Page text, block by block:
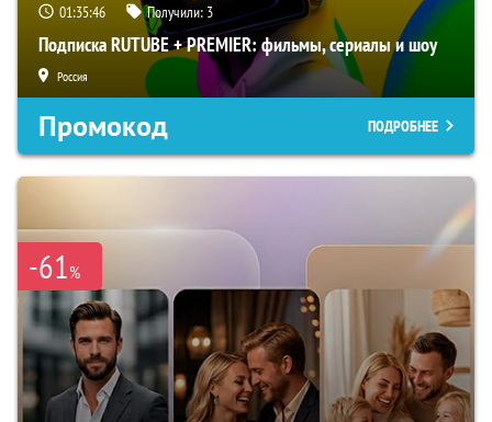
01:35:45 Получили: 3
Подписка RUTUBE + PREMIER: фильмы, сериалы и шоу
Россия
Промокод ПОДРОБНЕЕ
-61%